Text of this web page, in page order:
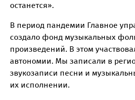
останется».
В период пандемии Главное
создало фонд музыкальных
произведений. В этом
автономии. Мы записали в
звукозаписи песни и
их исполнении.